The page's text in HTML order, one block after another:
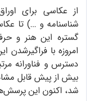
از عکاسی برای
شناسنامه و ...) تا
گستره این هنر و
امروزه با فراگیرشدن
دسترس و فناورانه
بیش از پیش قابل
شد، اکنون این